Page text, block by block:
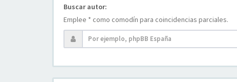
Buscar autor:
Emplee * como comodín para coincidencias parciales.